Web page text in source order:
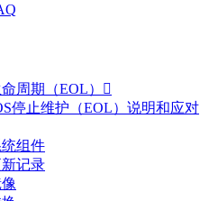
周期（EOL）

停止维护（EOL）说明和应对
组件
记录